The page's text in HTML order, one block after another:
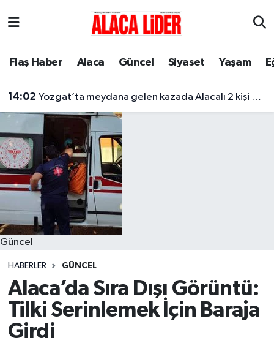
Flaş Haber Alaca Güncel Siyaset Yaşam
14:02 Yozgat’ta meydana gelen kazada Alacalı 2 kişi hayatını kaybetti
Güncel
HABERLER GÜNCEL
Alaca’da Sıra Dışı Görüntü:
Tilki Serinlemek İçin Baraja
Girdi
Çorum Nöbetçi Eczaneler
Çorum Trafik Yoğunluk Haritası
Süper Lig Puan Durumu ve Fikstür
Tüm Manşetler
Son Dakika Haberleri
Haber Arşivi